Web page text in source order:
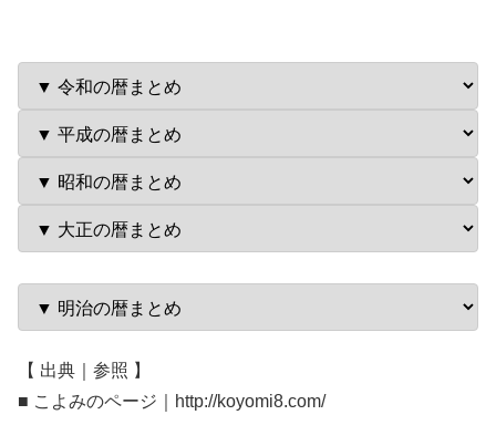
【 出典｜参照 】
■ こよみのページ｜http://koyomi8.com/